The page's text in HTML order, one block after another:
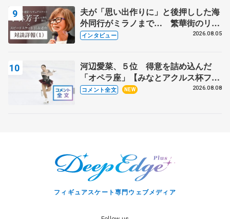
夫が「思い出作りに」と後押しした海
外同行がミラノまで… 繁華街のリン
クでは不良のお兄さんも味方に 小林
インタビュー 2026.08.05
河辺愛菜、５位 得意を詰め込んだ
「オペラ座」【みなとアクルス杯フリ
ー】
コメント全文 NEW 2026.08.08
フィギュアスケート専門ウェブメディア